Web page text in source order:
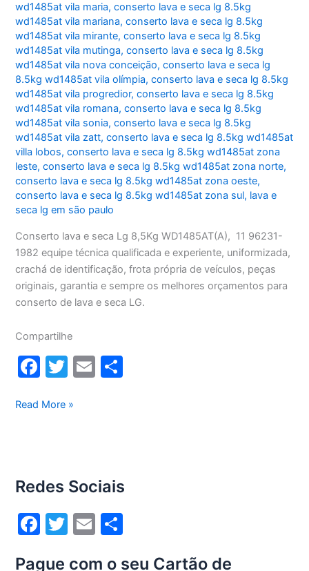
wd1485at vila maria,conserto lava e seca lg 8.5kg
wd1485at vila mariana,conserto lava e seca lg 8.5kg
wd1485at vila mirante,conserto lava e seca lg 8.5kg
wd1485at vila mutinga,conserto lava e seca lg 8.5kg
wd1485at vila nova conceição,conserto lava e seca lg
8.5kg wd1485at vila olímpia,conserto lava e seca lg 8.5kg
wd1485at vila progredior,conserto lava e seca lg 8.5kg
wd1485at vila romana,conserto lava e seca lg 8.5kg
wd1485at vila sonia,conserto lava e seca lg 8.5kg
wd1485at vila zatt,conserto lava e seca lg 8.5kg wd1485at
villa lobos,conserto lava e seca lg 8.5kg wd1485at zona
leste,conserto lava e seca lg 8.5kg wd1485at zona norte,
conserto lava e seca lg 8.5kg wd1485at zona oeste,
conserto lava e seca lg 8.5kg wd1485at zona sul, lava e
seca lg em são paulo
Conserto lava e seca Lg 8,5Kg WD1485AT(A), 11 96231-
1982 equipe técnica qualificada e experiente, uniformizada,
crachá de identificação, frota própria de veículos, peças
originais, garantia e sempre os melhores orçamentos para
conserto de lava e seca LG.
Compartilhe
F
c
o
o
k
T
itt
E
Conserto
8,5Kg
Read More »
Redes Sociais
F
T
E
Pague com o seu Cartão de